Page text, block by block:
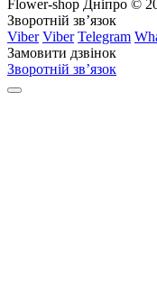
Flower-shop Дніпро ©
Зворотній зв’язок
Viber Viber Telegram
Замовити дзвінок
Зворотній зв’язок